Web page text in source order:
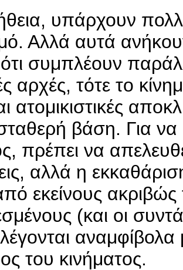
υπάρχουν
Αλλά αυτά
συμπλέουν
αρχές, τότε το
ατομικιστικές
σταθερή βάση. Για
πρέπει να
αλλά η
εκείνους ακριβώς
(και οι
αναμφίβολα
του κινήματος.